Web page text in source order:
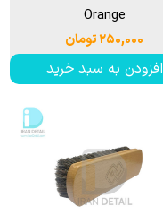
Orange
۲۵۰,۰۰۰ تومان
افزودن به سبد خرید